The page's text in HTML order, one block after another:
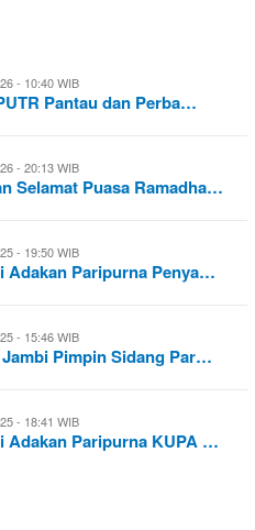
- 10:40 WIB
Pantau dan Perba…
- 20:13 WIB
Selamat Puasa Ramadha…
- 19:50 WIB
Adakan Paripurna Penya…
- 15:46 WIB
Pimpin Sidang Par…
- 18:41 WIB
Adakan Paripurna KUPA …